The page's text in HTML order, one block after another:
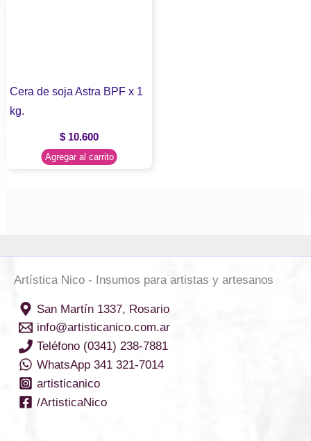
Cera de soja Astra BPF x 1
kg.
$ 10.600
Agregar al carrito
Artística Nico - Insumos para artistas y artesanos
San Martín 1337, Rosario
info@artisticanico.com.ar
Teléfono (0341) 238-7881
WhatsApp 341 321-7014
artisticanico
/ArtisticaNico